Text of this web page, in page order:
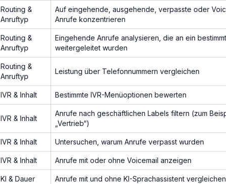
Routing &
Anruftyp
Auf eingehende, ausgehende, verpasste oder
Anrufe konzentrieren
Routing &
Anruftyp
Eingehende Anrufe analysieren, die an ein
weitergeleitet wurden
Routing &
Anruftyp
Leistung über Telefonnummern vergleichen
IVR & Inhalt Bestimmte IVR-Menüoptionen bewerten
IVR & Inhalt
Anrufe nach geschäftlichen Labels filtern (zum
„Vertrieb“)
IVR & Inhalt Untersuchen, warum Anrufe verpasst wurden
IVR & Inhalt Anrufe mit oder ohne Voicemail anzeigen
KI & Dauer Anrufe mit und ohne KI-Sprachassistent vergleichen